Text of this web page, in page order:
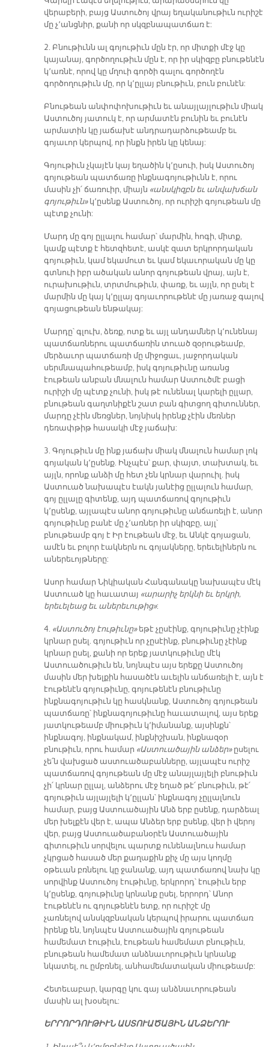
վերաբերի, բայց Աստուծոյ վրայ եղականութիւն ուրիշէ
մը չ՚անցնիր, քանի որ սկզբնապատճառ է:
2. Բնութիւնն ալ գոյութիւն մըն էր, որ միտքի մէջ կը
կայանայ, գործողութիւն մըն է, որ իր սկիզբը բնութենէն
կ՚առնէ, որով կը մղուի գործի գալու գործողէն
գործողութիւն մը, որ կ՚ըլլայ բնութիւն, բուն բունէն:
Բնութեան անփոփոխութիւն եւ անայլայլութիւն միակ
Աստուծոյ յատուկ է, որ արմատէն բունին եւ բունէն
արմատին կը յաճախէ անդրադարձութեամբ եւ
գոյաւոր կերպով, որ ինքն իրեն կը կենայ:
Գոյութիւն չկայէն կայ եղածին կ՚ըսուի, իսկ Աստուծոյ
գոյութեան պատճառը ինքնագոյութիւնն է, որու
մասին չի՛ ճառուիր, միայն «անսկիզբն եւ անվախճան
գոյութիւն»կ՚ըսենք Աստուծոյ, որ ուրիշի գոյութեան մը
պէտք չունի:
Մարդ մը գոյ ըլլալու համար՝ մարմին, հոգի, միտք,
կամք պէտք է հետզհետէ, ասկէ զատ երկրորդական
գոյութիւն, կամ եկամուտ եւ կամ եկաւորական մը կը
գտնուի իբր ածական անոր գոյութեան վրայ, այն է,
ուրախութիւն, տրտմութիւն, փառք, եւ այլն, որ ըսել է
մարմին մը կայ կ՚ըլլայ գոյաւորութենէ մը յառաջ գալով
գոյացութեան ենթակայ:
Մարդը՝ գլուխ, ձեռք, ոտք եւ այլ անդամներ կ՚ունենայ
պատճառներու պատճառին տուած զօրութեամբ,
մերձաւոր պատճառի մը միջոցաւ, յաջորդական
սերմնապահութեամբ, իսկ գոյութիւնը առանց
էութեան անբան մնալուն համար Աստուծմէ բացի
ուրիշի մը պէտք չունի, իսկ թէ ունենալ կարելի ըլլար,
բնութեան գաղտնիքէն շատ բան գիտցող գիտուններ,
մարդը չէին մեռցներ, նոյնիսկ իրենք չէին մեռներ
դեռափթիթ հասակի մէջ յաճախ:
3. Գոյութիւն մը ինք յաճախ միակ մնալուն համար լոկ
գոյական կ՚ըսենք. Ինչպէս՝ քար, փայտ, տախտակ, եւ
այլն, որոնք անձի մը հետ չեն կրնար վարուիլ. իսկ
Աստուած նախապէս էակն յանէից ըլլալուն համար,
գոյ ըլլալը գիտենք, այդ պատճառով գոյութիւն
կ՚ըսենք, այլապէս անոր գոյութիւնը անճառելի է, անոր
գոյութիւնը բանէ մը չ՚առներ իր սկիզբը, այլ՝
բնութեամբ գոյ է Իր էութեան մէջ, եւ Անկէ գոյացան,
ամէն եւ բոլոր էակներն ու գոյակները, երեւելիներն ու
աներեւոյթները:
Ասոր համար Նիկիական Հանգանակը նախապէս մէկ
Աստուած կը հաւատայ «արարիչ երկնի եւ երկրի,
երեւելեաց եւ աներեւութից»:
4. «Աստուծոյ էութիւնը»եթէ չըսէինք, գոյութիւնը չէինք
կրնար ըսել. գոյութիւն որ չըսէինք, բնութիւնը չէինք
կրնար ըսել, քանի որ երեք յատկութիւնը մէկ
Աստուածութիւն են, նոյնպէս այս երեքը Աստուծոյ
մասին մեր խելքին հասածէն աւելին անճառելի է, այն է
էութենէն գոյութիւնը, գոյութենէն բնութիւնը
ինքնագոյութիւն կը հասկնանք, Աստուծոյ գոյութեան
պատճառը՝ ինքնագոյութիւնը հաւատալով, այս երեք
յատկութեամբ միութիւն կ՚իմանանք, այսինքն՝
ինքնագոյ, ինքնակամ, ինքնիշխան, ինքնազօր
բնութիւն, որու համար «Աստուածային անձեր»ըսելու
չե՛ն վախցած աստուածաբանները, այլապէս ուրիշ
պատճառով գոյութեան մը մէջ անայլայլելի բնութիւն
չի՛ կրնար ըլլալ, անձերու մէջ եղած թէ՛ բնութիւն, թէ՛
գոյութիւն այլայլելի կ՚ըլլան՝ ինքնագոյ չըլլալնուն
համար, բայց Աստուածային Անձ երբ ըսենք, դարձեալ
մեր խելքէն վեր է, ապա Անձեր երբ ըսենք, վեր ի վերոյ
վեր, բայց Աստուածաբանօրէն Աստուածային
գիտութիւն սորվելու պարտք ունենալնուս համար
չկրցած հասած մեր քաղաքին քիչ մը այս կողմը
օթեւան բռնելու կը ջանանք, այդ պատճառով նախ կը
սորվինք Աստուծոյ էութիւնը, երկրորդ՝ էութիւն երբ
կ՚ըսենք, գոյութիւնը կրնանք ըսել, երրորդ՝ Անոր
էութենէն ու գոյութենէն ետք, որ ուրիշէ մը
չառնելով անսկզբնական կերպով իրարու պատճառ
իրենք են, նոյնպէս Աստուածային գոյութեան
համեմատ էութիւն, էութեան համեմատ բնութիւն,
բնութեան համեմատ անձնաւորութիւն կրնանք
նկատել, ու ըմբռնել, անհամեմատական միութեամբ:
Հետեւաբար, կարգը կու գայ անձնաւորութեան
մասին ալ խօսելու:
ԵՐՐՈՐԴՈՒԹԻՒՆ ԱՍՏՈՒԱԾԱՅԻՆ ԱՆՁԵՐՈՒ